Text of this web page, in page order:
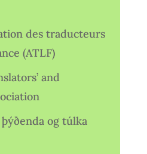
des traducteurs
(ATLF)
and
og túlka